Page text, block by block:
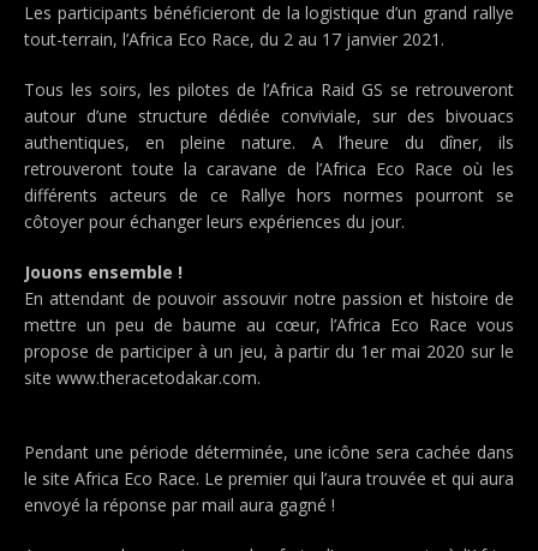
Les participants bénéficieront de la logistique d’un grand rallye
tout-terrain, l’Africa Eco Race, du 2 au 17 janvier 2021.
Tous les soirs, les pilotes de l’Africa Raid GS se retrouveront
autour d’une structure dédiée conviviale, sur des bivouacs
authentiques, en pleine nature. A l’heure du dîner, ils
retrouveront toute la caravane de l’Africa Eco Race où les
différents acteurs de ce Rallye hors normes pourront se
côtoyer pour échanger leurs expériences du jour.
Jouons ensemble !
En attendant de pouvoir assouvir notre passion et histoire de
mettre un peu de baume au cœur, l’Africa Eco Race vous
propose de participer à un jeu, à partir du 1er mai 2020 sur le
site www.theracetodakar.com.
Pendant une période déterminée, une icône sera cachée dans
le site Africa Eco Race. Le premier qui l’aura trouvée et qui aura
envoyé la réponse par mail aura gagné !